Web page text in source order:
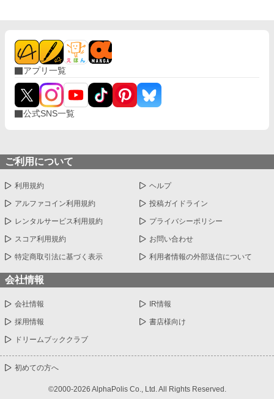
アプリ一覧
公式SNS一覧
ご利用について
利用規約 ヘルプ
アルファコイン利用規約 投稿ガイドライン
レンタルサービス利用規約 プライバシーポリシー
スコア利用規約 お問い合わせ
特定商取引法に基づく表示 利用者情報の外部送信について
会社情報
会社情報 IR情報
採用情報 書店様向け
ドリームブッククラブ
初めての方へ
©2000-2026 AlphaPolis Co., Ltd. All Rights Reserved.